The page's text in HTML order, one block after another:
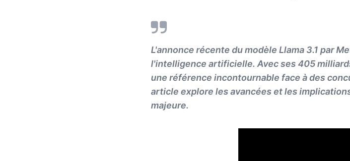
L'annonce récente du modèle Llama 3.1 par
l'intelligence artificielle. Avec ses 405
une référence incontournable face à des
article explore les avancées et les
majeure.